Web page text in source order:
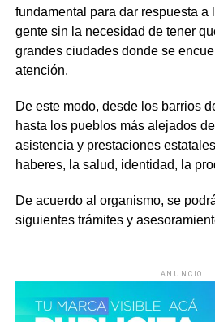
fundamental para dar respuesta a
gente sin la necesidad de tener
grandes ciudades donde se
atención.
De este modo, desde los barrios
hasta los pueblos más alejados
asistencia y prestaciones
haberes, la salud, identidad, la
De acuerdo al organismo, se
siguientes trámites y
ANUNCIO